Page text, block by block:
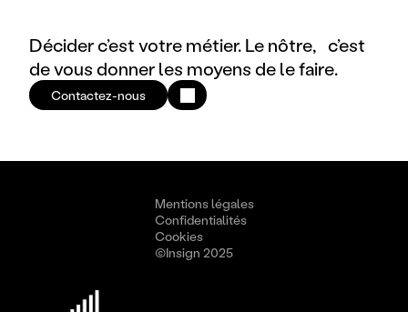
Décider c’est votre métier. Le nôtre, c’est
de vous donner les moyens de le faire.
Contactez-nous
Mentions légales
Confidentialités
Cookies
©Insign 2025